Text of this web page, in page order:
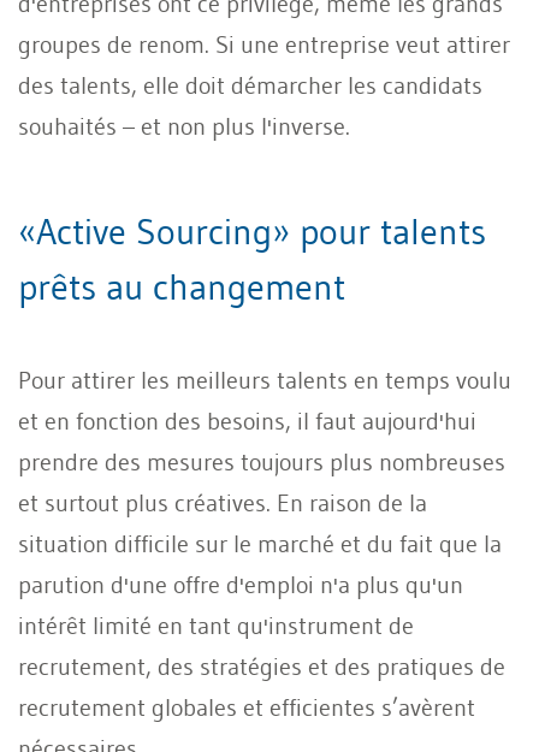
groupes de renom. Si une entreprise veut attirer
des talents, elle doit démarcher les candidats
souhaités – et non plus l'inverse.
«Active Sourcing» pour talents
prêts au changement
Pour attirer les meilleurs talents en temps voulu
et en fonction des besoins, il faut aujourd'hui
prendre des mesures toujours plus nombreuses
et surtout plus créatives. En raison de la
situation difficile sur le marché et du fait que la
parution d'une offre d'emploi n'a plus qu'un
intérêt limité en tant qu'instrument de
recrutement, des stratégies et des pratiques de
recrutement globales et efficientes s’avèrent